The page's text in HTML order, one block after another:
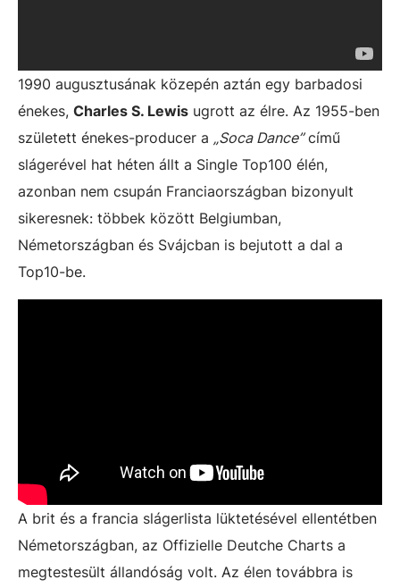
1990 augusztusának közepén aztán egy barbadosi
énekes, Charles S. Lewis ugrott az élre. Az 1955-ben
született énekes-producer a „Soca Dance”című
slágerével hat héten állt a Single Top100 élén,
azonban nem csupán Franciaországban bizonyult
sikeresnek: többek között Belgiumban,
Németországban és Svájcban is bejutott a dal a
Top10-be.
A brit és a francia slágerlista lüktetésével ellentétben
Németországban, az Offizielle Deutche Charts a
megtestesült állandóság volt. Az élen továbbra is